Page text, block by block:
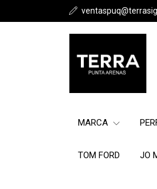
MARCA
TOM FORD JO